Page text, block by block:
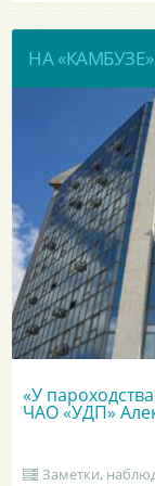
НА «КАМБУЗЕ»
«У
ЧАО «УДП»
Заметки,